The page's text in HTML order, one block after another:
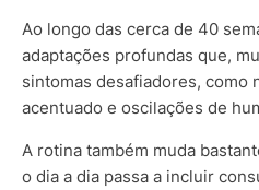
Ao longo das cerca de 40
adaptações profundas que,
sintomas desafiadores, como
acentuado e oscilações de
A rotina também muda
o dia a dia passa a incluir